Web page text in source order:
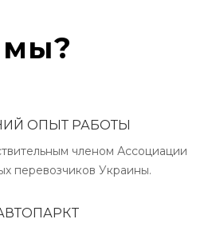
ОПЫТ РАБОТЫ
членом Ассоциации
перевозчиков Украины.